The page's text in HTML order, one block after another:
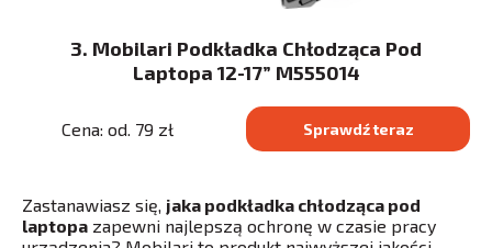
3. Mobilari Podkładka Chłodząca Pod
Laptopa 12-17” M555014
Cena: od. 79 zł Sprawdź teraz
Zastanawiasz się, jaka podkładka chłodząca pod
laptopa zapewni najlepszą ochronę w czasie pracy